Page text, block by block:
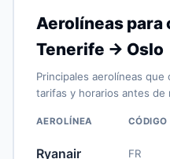
Aerolíneas para
Tenerife → Oslo
Principales aerolíneas
tarifas y horarios antes de
AEROLÍNEA CÓDIGO
Ryanair FR